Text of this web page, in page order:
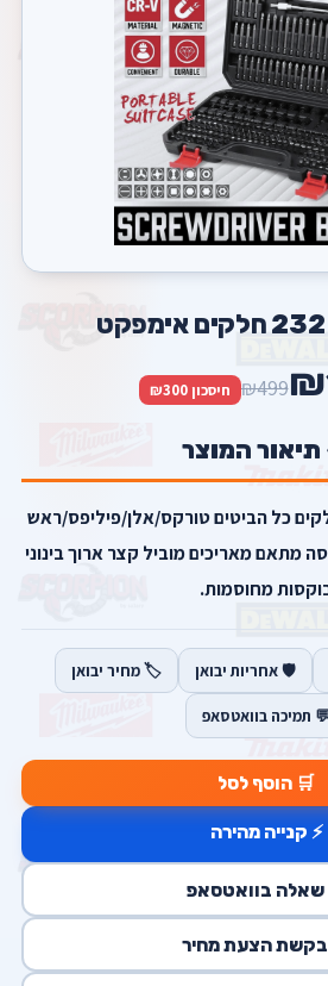
₪499 חיסכון ₪300
תיאור המוצר
מהודר 232 חלקים כל הביטים טורקס/אלן/פיליפס/ראש
מתאם מאריכים מוביל קצר ארוך בינוני
מחוסמות.
🛡️ אחריות יבואן 🏷️ מחיר יבואן
תמיכה בוואטסאפ
🛒 הוסף לסל
⚡ קנייה מהירה
שאלה בוואטסאפ
הצעת מחיר